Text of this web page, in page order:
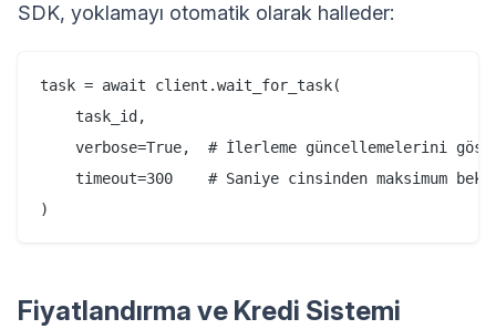
SDK, yoklamayı otomatik olarak halleder:
task = await client.wait_for_task(
    task_id,
verbose=True,  # İlerleme güncellemelerini
timeout=300    # Saniye cinsinden maksimum
Fiyatlandırma ve Kredi Sistemi